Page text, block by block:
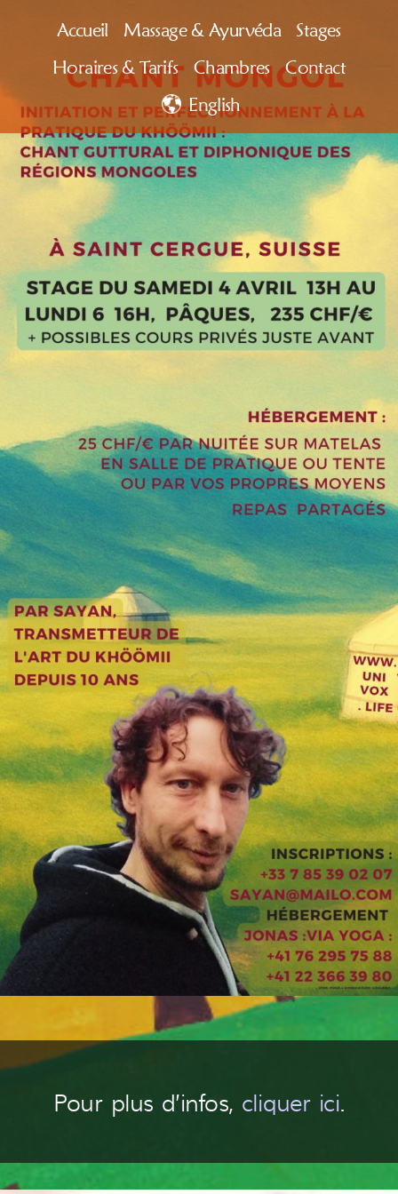
contenu
Accueil Massage & Ayurvéda
Stages
Horaires & Tarifs
Chambres
Contact
English
Pour plus d’infos, cliquer ici.